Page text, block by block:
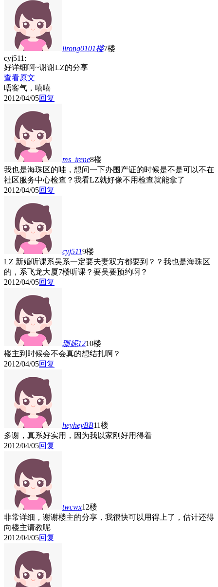
lirong0101楼7楼
cyj511:
好详细啊~谢谢LZ的分享
查看原文
唔客气，嘻嘻
2012/04/05回复
ms_irene8楼
我也是海珠区的哇，想问一下办围产证的时候是不是可以不在
社区服务中心检查？我看LZ就好像不用检查就能拿了
2012/04/05回复
cyj5119楼
LZ 新婚听课系吴系一定要夫妻双方都要到？？我也是海珠区
的，系飞龙大厦7楼听课？要吴要预约啊？
2012/04/05回复
珊妮1210楼
楼主到时候会不会真的想结扎啊？
2012/04/05回复
heyheyBB11楼
多谢，真系好实用，因为我以家刚好用得着
2012/04/05回复
twcwx12楼
非常详细，谢谢楼主的分享，我很快可以用得上了，估计还得
向楼主请教呢
2012/04/05回复